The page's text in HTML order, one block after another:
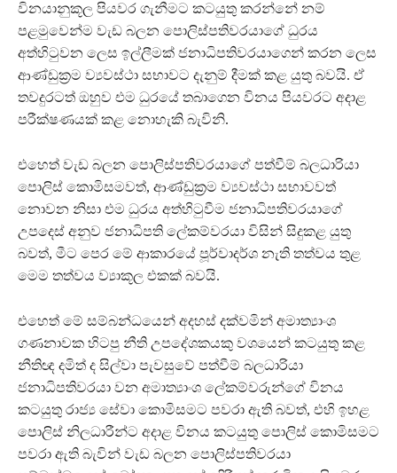
විනයානුකූල පියවර ගැනීමට කටයුතු කරන්නේ නම්
පළමුවෙන්ම වැඩ බලන පොලිස්පතිවරයාගේ ධුරය
අත්හිටුවන ලෙස ඉල්ලීමක් ජනාධිපතිවරයාගෙන් කරන ලෙස
ආණ්ඩුක්‍රම ව්‍යවස්ථා සභාවට දැනුම් දීමක් කළ යුතු බවයි. ඒ
තවදුරටත් ඔහුව එම ධුරයේ තබාගෙන විනය පියවරට අදාළ
පරීක්ෂණයක් කළ නොහැකි බැවිනි.
එහෙත් වැඩ බලන පොලිස්පතිවරයාගේ පත්වීම් බලධාරියා
පොලිස් කොමිසමවත්, ආණ්ඩුක්‍රම ව්‍යවස්ථා සභාවවත්
නොවන නිසා එම ධුරය අත්හිටුවීම ජනාධිපතිවරයාගේ
උපදෙස් අනුව ජනාධිපති ලේකම්වරයා විසින් සිදුකළ යුතු
බවත්, මීට පෙර මේ ආකාරයේ පූර්වාදර්ශ නැති තත්වය තුළ
මෙම තත්වය ව්‍යාකූල එකක් බවයි.
එහෙත් මේ සම්බන්ධයෙන් අදහස් දක්වමින් අමාත්‍යාංශ
ගණනාවක හිටපු නීති උපදේශකයකු වශයෙන් කටයුතු කළ
නීතිඥ දමිත් ද සිල්වා පැවසුවේ පත්වීම් බලධාරියා
ජනාධිපතිවරයා වන අමාත්‍යාංශ ලේකම්වරුන්ගේ විනය
කටයුතු රාජ්‍ය සේවා කොමිසමට පවරා ඇති බවත්, එහි ඉහළ
පොලිස් නිලධාරීන්ට අදාළ විනය කටයුතු පොලිස් කොමිසමට
පවරා ඇති බැවින් වැඩ බලන පොලිස්පතිවරයා